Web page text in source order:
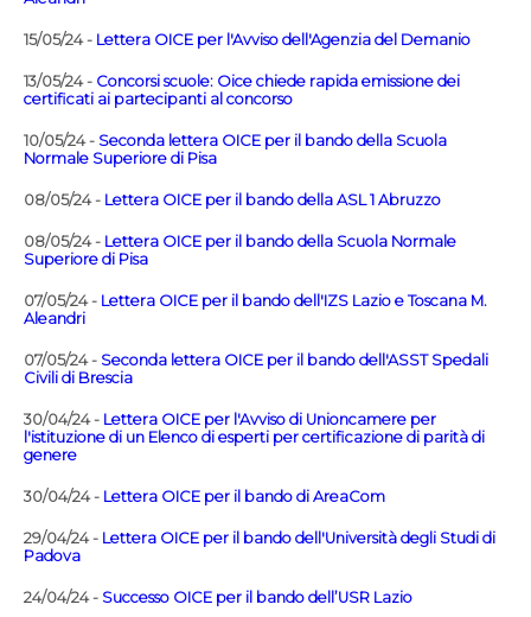
15/05/24 - Lettera OICE per l'Avviso dell'Agenzia del Demanio
13/05/24 - Concorsi scuole: Oice chiede rapida emissione dei
certificati ai partecipanti al concorso
10/05/24 - Seconda lettera OICE per il bando della Scuola
Normale Superiore di Pisa
08/05/24 - Lettera OICE per il bando della ASL 1 Abruzzo
08/05/24 - Lettera OICE per il bando della Scuola Normale
Superiore di Pisa
07/05/24 - Lettera OICE per il bando dell'IZS Lazio e Toscana M.
Aleandri
07/05/24 - Seconda lettera OICE per il bando dell'ASST Spedali
Civili di Brescia
30/04/24 - Lettera OICE per l'Avviso di Unioncamere per
l'istituzione di un Elenco di esperti per certificazione di parità di
genere
30/04/24 - Lettera OICE per il bando di AreaCom
29/04/24 - Lettera OICE per il bando dell'Università degli Studi di
Padova
24/04/24 - Successo OICE per il bando dell’USR Lazio